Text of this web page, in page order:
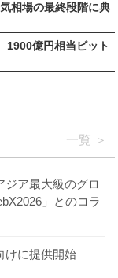
相場の最終段階に典
億円相当ビット
一覧
ジア最大級のグロ
」とのコラ
けに提供開始